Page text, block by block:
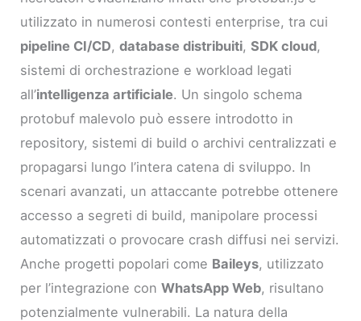
utilizzato in numerosi contesti enterprise, tra cui
pipeline CI/CD,database distribuiti,SDK cloud,
sistemi di orchestrazione e workload legati
all’intelligenza artificiale. Un singolo schema
protobuf malevolo può essere introdotto in
repository, sistemi di build o archivi centralizzati e
propagarsi lungo l’intera catena di sviluppo. In
scenari avanzati, un attaccante potrebbe ottenere
accesso a segreti di build, manipolare processi
automatizzati o provocare crash diffusi nei servizi.
Anche progetti popolari come Baileys, utilizzato
per l’integrazione conWhatsApp Web, risultano
potenzialmente vulnerabili. La natura della